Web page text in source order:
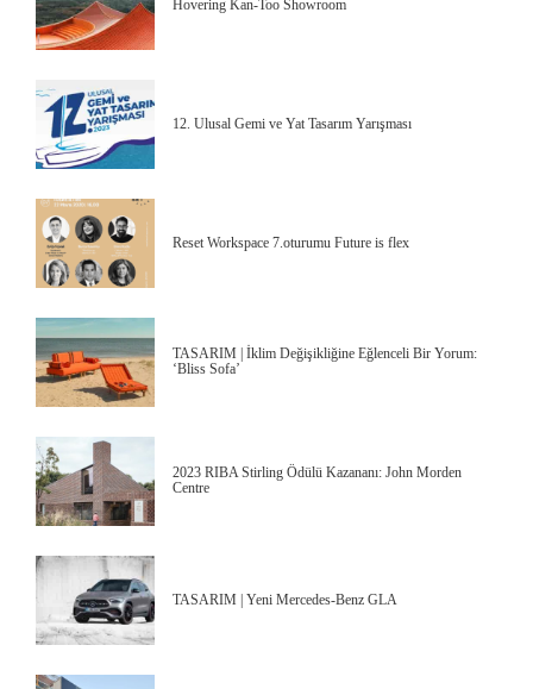
Hovering Kan-Too Showroom
12. Ulusal Gemi ve Yat Tasarım Yarışması
Reset Workspace 7.oturumu Future is flex
TASARIM | İklim Değişikliğine Eğlenceli Bir Yorum:
‘Bliss Sofa’
2023 RIBA Stirling Ödülü Kazananı: John Morden
Centre
TASARIM | Yeni Mercedes-Benz GLA